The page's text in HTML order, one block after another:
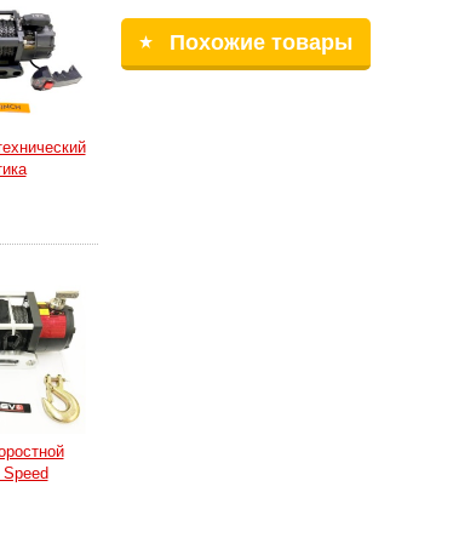
Похожие товары